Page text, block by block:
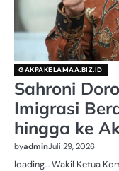
GAKPAKELAMAA.BIZ.ID
Sahroni
Imigrasi
hingga ke
byadminJuli 29, 2026
loading… Wakil Ketua